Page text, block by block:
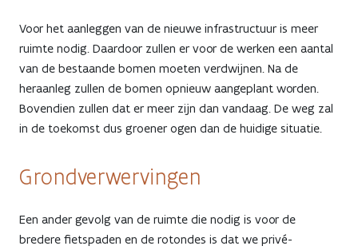
Voor het aanleggen van de nieuwe infrastructuur is meer
ruimte nodig. Daardoor zullen er voor de werken een aantal
van de bestaande bomen moeten verdwijnen. Na de
heraanleg zullen de bomen opnieuw aangeplant worden.
Bovendien zullen dat er meer zijn dan vandaag. De weg zal
in de toekomst dus groener ogen dan de huidige situatie.
Grondverwervingen
Een ander gevolg van de ruimte die nodig is voor de
bredere fietspaden en de rotondes is dat we privé-